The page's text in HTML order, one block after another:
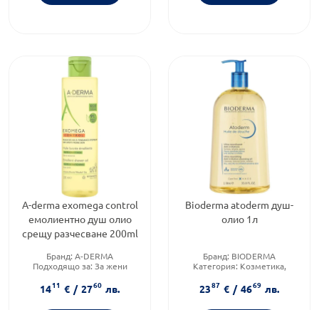
A-derma exomega control
емолиентно душ олио
срещу разчесване 200ml
Бранд: A-DERMA
Подходящо за: За жени
Дермокозметика
1411 € / 2760 лв.
Bioderma atoderm душ-
олио 1л
Бранд: BIODERMA
Категория: Козметика,
Тип козметика:
Дермокозметика
2387 € / 4669 лв.